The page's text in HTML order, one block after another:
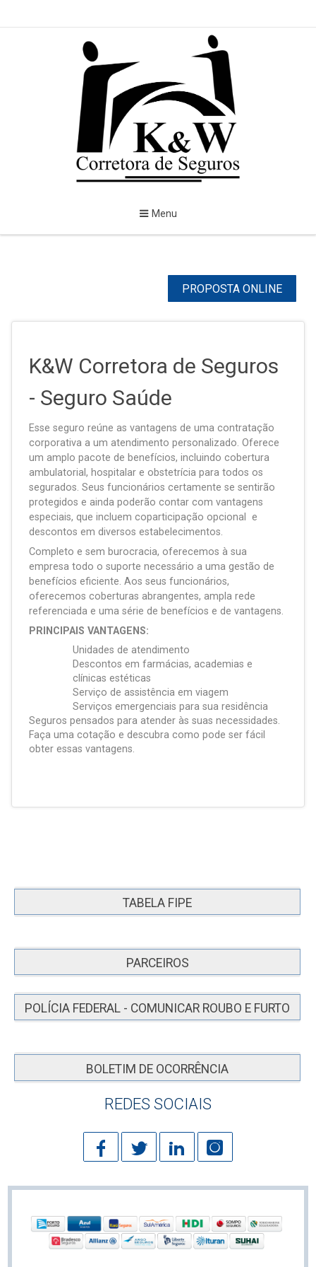
Menu
PROPOSTA ONLINE
K&W Corretora de Seguros
- Seguro Saúde
Esse seguro reúne as vantagens de uma contratação
corporativa a um atendimento personalizado. Oferece
um amplo pacote de benefícios, incluindo cobertura
ambulatorial, hospitalar e obstetrícia para todos os
segurados. Seus funcionários certamente se sentirão
protegidos e ainda poderão contar com vantagens
especiais, que incluem coparticipação opcional e
descontos em diversos estabelecimentos.
Completo e sem burocracia, oferecemos à sua
empresa todo o suporte necessário a uma gestão de
benefícios eficiente. Aos seus funcionários,
oferecemos coberturas abrangentes, ampla rede
referenciada e uma série de benefícios e de vantagens.
PRINCIPAIS VANTAGENS:
Unidades de atendimento
Descontos em farmácias, academias e
clínicas estéticas
Serviço de assistência em viagem
Serviços emergenciais para sua residência
Seguros pensados para atender às suas necessidades.
Faça uma cotação e descubra como pode ser fácil
obter essas vantagens.
TABELA FIPE
PARCEIROS
POLÍCIA FEDERAL - COMUNICAR ROUBO E FURTO
BOLETIM DE OCORRÊNCIA
REDES SOCIAIS